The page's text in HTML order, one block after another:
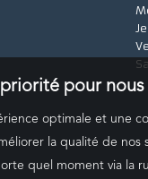
pour nous
optimale et une
la qualité de nos
quel moment via